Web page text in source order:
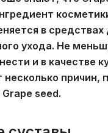
в средствах
ухода. Не
и в качестве
несколько причин,
seed.